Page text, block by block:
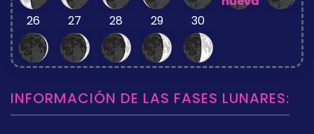
26 27 28 29 30
INFORMACIÓN DE LAS FASES LUNARES: